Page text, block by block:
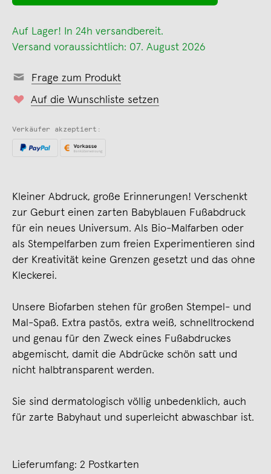
Auf Lager! In 24h versandbereit.
Versand voraussichtlich: 07. August 2026
Frage zum Produkt
Auf die Wunschliste setzen
Verkäufer akzeptiert:
Kleiner Abdruck, große Erinnerungen! Verschenkt
zur Geburt einen zarten Babyblauen Fußabdruck
für ein neues Universum. Als Bio-Malfarben oder
als Stempelfarben zum freien Experimentieren sind
der Kreativität keine Grenzen gesetzt und das ohne
Kleckerei.
Unsere Biofarben stehen für großen Stempel- und
Mal-Spaß. Extra pastös, extra weiß, schnelltrockend
und genau für den Zweck eines Fußabdruckes
abgemischt, damit die Abdrücke schön satt und
nicht halbtransparent werden.
Sie sind dermatologisch völlig unbedenklich, auch
für zarte Babyhaut und superleicht abwaschbar ist.
Lieferumfang: 2 Postkarten